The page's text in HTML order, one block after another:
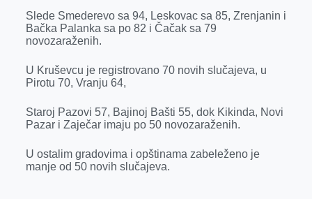
Slede Smederevo sa 94, Leskovac sa 85, Zrenjanin i
Bačka Palanka sa po 82 i Čačak sa 79
novozaraženih.
U Kruševcu je registrovano 70 novih slučajeva, u
Pirotu 70, Vranju 64,
Staroj Pazovi 57, Bajinoj Bašti 55, dok Kikinda, Novi
Pazar i Zaječar imaju po 50 novozaraženih.
U ostalim gradovima i opštinama zabeleženo je
manje od 50 novih slučajeva.